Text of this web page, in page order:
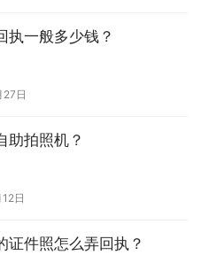
执一般多少钱？
日
助拍照机？
日
证件照怎么弄回执？